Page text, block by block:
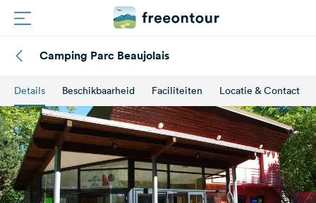
Routes
Campings
Magazine
Partners
Camping Parc Beaujolais
Details Beschikbaarheid Faciliteiten Locatie & Contact